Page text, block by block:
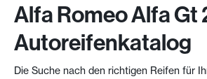
Alfa Romeo Alfa Gt
Autoreifenkatalog
Die Suche nach den richtigen Reifen für